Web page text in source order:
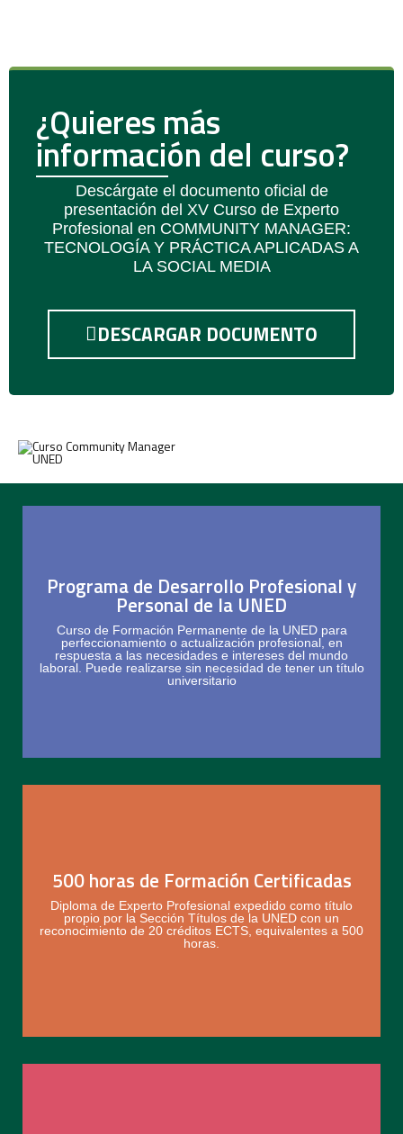
¿Quieres más
información del curso?
Descárgate el documento oficial de
presentación del XV Curso de Experto
Profesional en COMMUNITY MANAGER:
TECNOLOGÍA Y PRÁCTICA APLICADAS A
LA SOCIAL MEDIA
DESCARGAR DOCUMENTO
Programa de Desarrollo Profesional y
Personal de la UNED
Curso de Formación Permanente de la UNED para
perfeccionamiento o actualización profesional, en
respuesta a las necesidades e intereses del mundo
laboral. Puede realizarse sin necesidad de tener un título
universitario
Más información sobre Formación
Permanente de la UNED
Ver más
500 horas de Formación Certificadas
Diploma de Experto Profesional expedido como título
propio por la Sección Títulos de la UNED con un
reconocimiento de 20 créditos ECTS, equivalentes a 500
horas.
Más información sobre la
Certificación:
Ver más